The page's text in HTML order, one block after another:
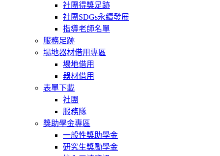
社團得獎足跡
社團SDGs永續發展
指導老師名單
服務足跡
場地器材借用專區
場地借用
器材借用
表單下載
社團
服務隊
獎助學金專區
一般性獎助學金
研究生獎勵學金